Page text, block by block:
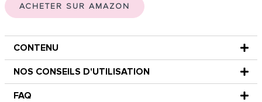
ACHETER SUR AMAZON
CONTENU
NOS CONSEILS D'UTILISATION
FAQ